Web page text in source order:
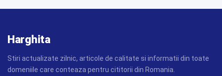
Harghita
Stiri actualizate zilnic, articole de calitate si informatii din toate
domeniile care conteaza pentru cititorii din Romania.